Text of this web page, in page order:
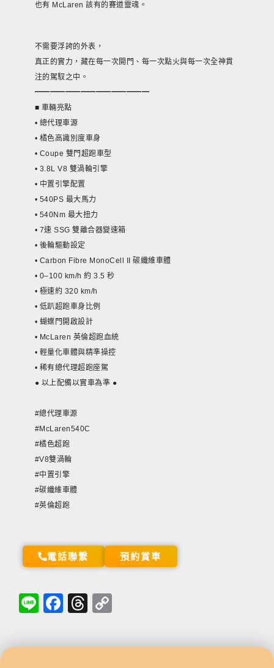
也有 McLaren 該有的賽道靈魂。
不需要浮誇的外表，
真正的實力，藏在每一次開門、每一次點火與每一次全神貫
注的駕馭之中。
​━━━━━━━━━━━━━━━
​■ 車輛亮點
​• 總代理車源
• 橘色高識別度車身
• Coupe 雙門超跑車型
• 3.8L V8 雙渦輪引擎
• 中置引擎配置
• 540PS 最大馬力
• 540Nm 最大扭力
• 7速 SSG 雙離合器變速箱
• 後輪驅動設定
• Carbon Fibre MonoCell II 碳纖維車體
• 0–100 km/h 約 3.5 秒
• 極速約 320 km/h
• 低趴超跑車身比例
• 蝴蝶門開啟設計
• McLaren 英倫超跑血統
• 輕量化車體與精準操控
• 稀有總代理超跑座駕
​● 以上配備以實車為準 ●
#總代理車源
#McLaren540C
#橘色超跑
#V8雙渦輪
#中置引擎
#碳纖維車體
#英倫超跑
電話聯繫 預約賞車
Li
Fa
bo
T
ea y